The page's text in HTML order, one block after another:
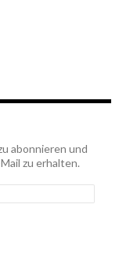
abonnieren und
zu erhalten.